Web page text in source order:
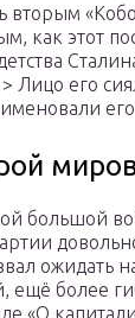
вторым
как этот
его
большой
ожидать
ещё более
«О